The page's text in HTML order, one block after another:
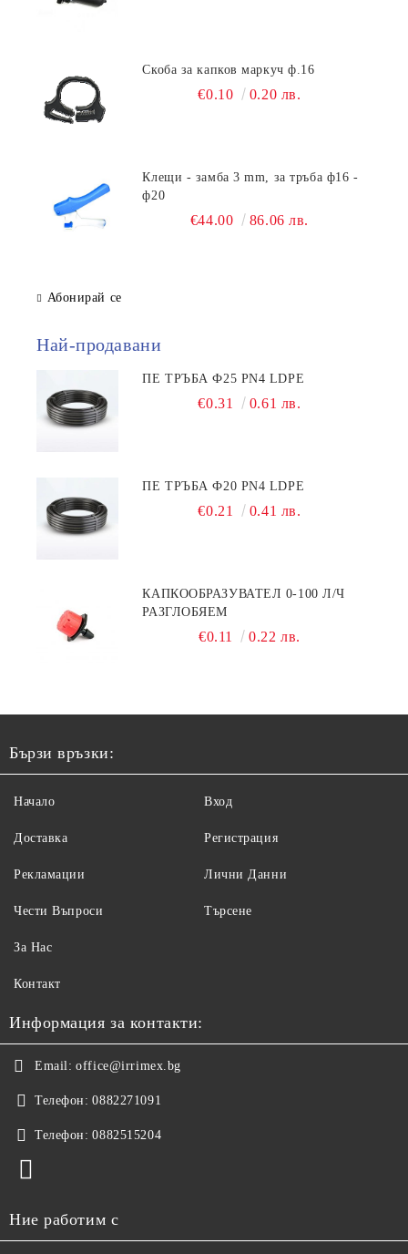
Скоба за капков маркуч ф.16
€0.10 0.20 лв.
Клещи - замба 3 mm, за тръба ф16 -
ф20
€44.00 86.06 лв.
Абонирай се
Най-продавани
ПЕ ТРЪБА Ф25 PN4 LDPE
€0.31 0.61 лв.
ПЕ ТРЪБА Ф20 PN4 LDPE
€0.21 0.41 лв.
КАПКООБРАЗУВАТЕЛ 0-100 Л/Ч
РАЗГЛОБЯЕМ
€0.11 0.22 лв.
Бързи връзки:
Начало
Доставка
Рекламации
Чести Въпроси
Вход
Регистрация
Лични Данни
Търсене
За Нас
Контакт
Информация за контакти:
Email: office@irrimex.bg
Телефон: 0882271091
Телефон: 0882515204
Ние работим с